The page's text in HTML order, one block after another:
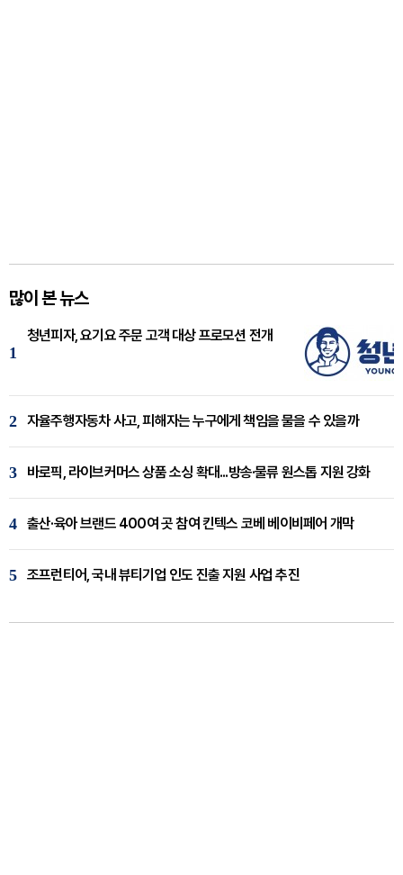
많이 본 뉴스
1
청년피자, 요기요 주문 고객 대상 프로모션 전개
2 자율주행자동차 사고, 피해자는 누구에게 책임을 물을 수 있을까
3 바로픽, 라이브커머스 상품 소싱 확대...방송·물류 원스톱 지원 강화
4 출산·육아 브랜드 400여 곳 참여 킨텍스 코베 베이비페어 개막
5 조프런티어, 국내 뷰티기업 인도 진출 지원 사업 추진